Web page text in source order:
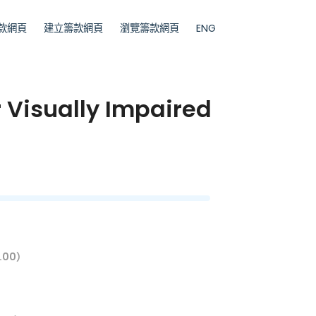
網頁 建立籌款網頁 瀏覽籌款網頁 ENG
Visually Impaired
）